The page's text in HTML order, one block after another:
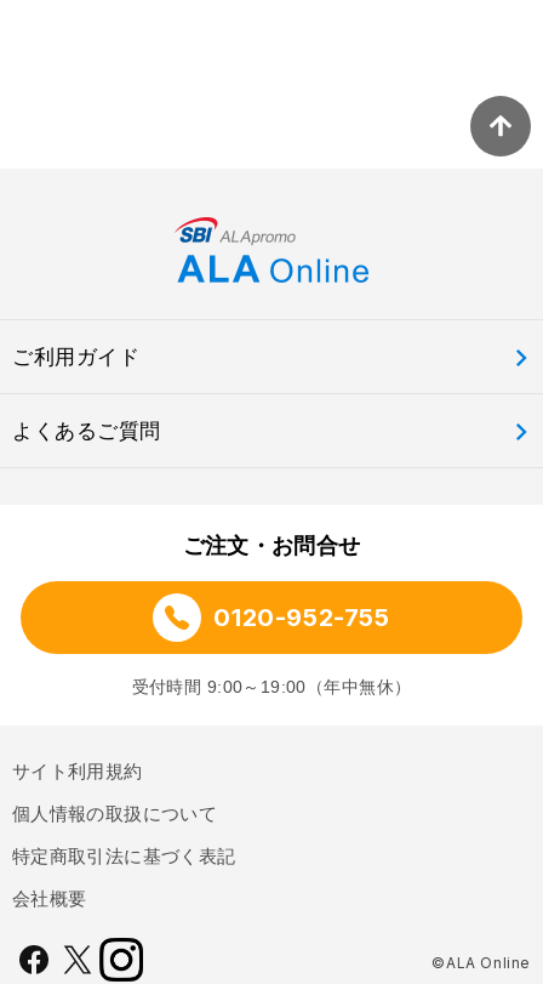
ご利用ガイド
よくあるご質問
ご注文・お問合せ
0120-952-755
受付時間 9:00～19:00（年中無休）
サイト利用規約
個人情報の取扱について
特定商取引法に基づく表記
会社概要
©ALA Online